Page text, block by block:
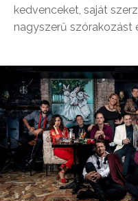
kedvenceket, saját
nagyszerű szórakozást